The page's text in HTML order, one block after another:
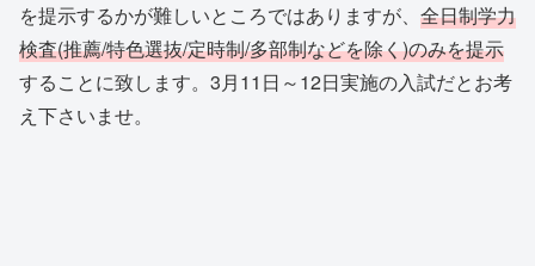
を提示するかが難しいところではありますが、 全日制学力
検査(推薦/特色選抜/定時制/多部制などを除く)のみを提示
することに致します。3月11日～12日実施の入試だとお考
え下さいませ。